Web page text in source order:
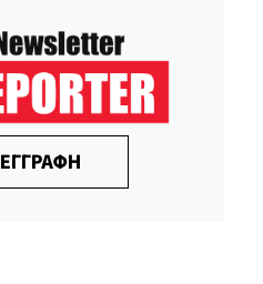
ΕΓΓΡΑΦΗ